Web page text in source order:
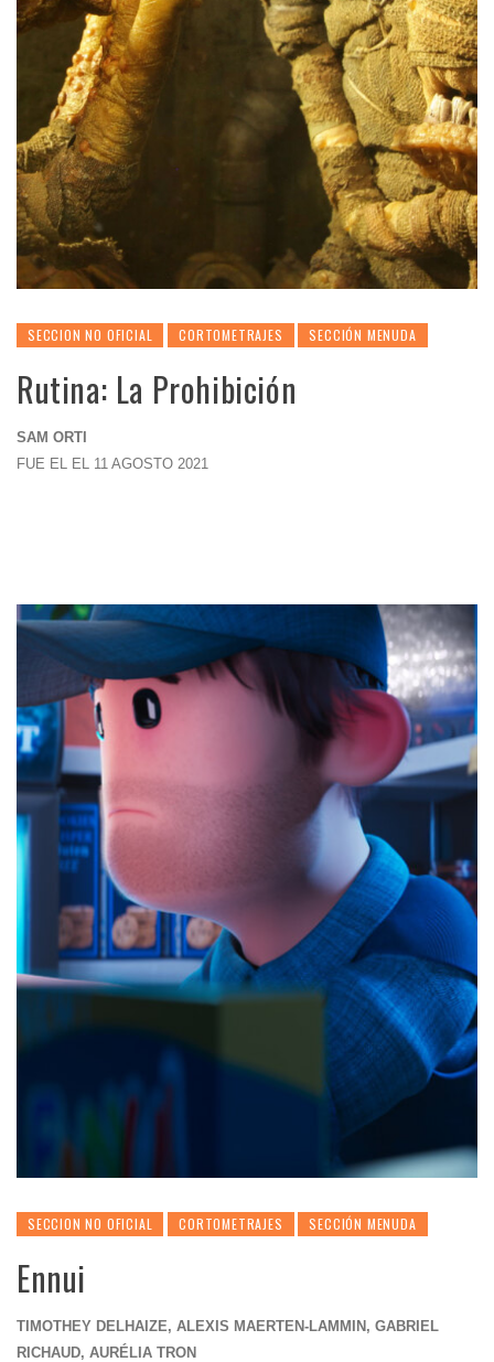
SECCION NO OFICIAL CORTOMETRAJES SECCIÓN MENUDA
Rutina: La Prohibición
SAM ORTI
FUE EL EL 11 AGOSTO 2021
SECCION NO OFICIAL CORTOMETRAJES SECCIÓN MENUDA
Ennui
TIMOTHEY DELHAIZE, ALEXIS MAERTEN-LAMMIN, GABRIEL
RICHAUD, AURÉLIA TRON